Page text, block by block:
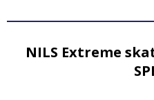
NILS Extreme